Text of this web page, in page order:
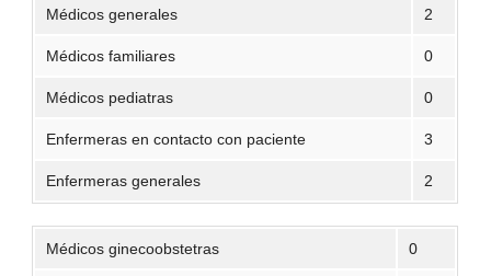
Médicos generales 2
Médicos familiares 0
Médicos pediatras 0
Enfermeras en contacto con paciente 3
Enfermeras generales 2
Médicos ginecoobstetras 0